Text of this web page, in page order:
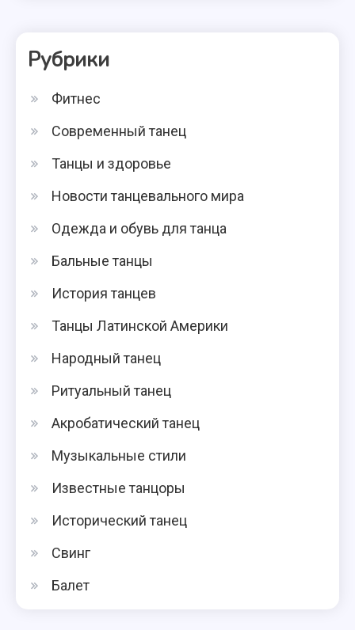
Рубрики
Фитнес
Современный танец
Танцы и здоровье
Новости танцевального мира
Одежда и обувь для танца
Бальные танцы
История танцев
Танцы Латинской Америки
Народный танец
Ритуальный танец
Акробатический танец
Музыкальные стили
Известные танцоры
Исторический танец
Свинг
Балет